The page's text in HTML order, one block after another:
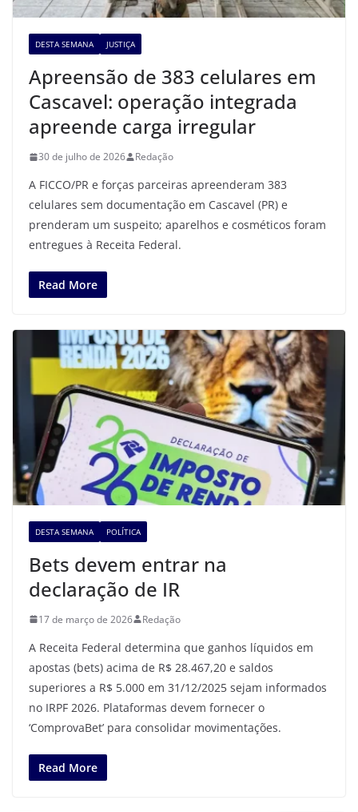
DESTA SEMANA JUSTIÇA
Apreensão de 383 celulares em
Cascavel: operação integrada
apreende carga irregular
30 de julho de 2026 Redação
A FICCO/PR e forças parceiras apreenderam 383
celulares sem documentação em Cascavel (PR) e
prenderam um suspeito; aparelhos e cosméticos foram
entregues à Receita Federal.
Read More
DESTA SEMANA POLÍTICA
Bets devem entrar na
declaração de IR
17 de março de 2026 Redação
A Receita Federal determina que ganhos líquidos em
apostas (bets) acima de R$ 28.467,20 e saldos
superiores a R$ 5.000 em 31/12/2025 sejam informados
no IRPF 2026. Plataformas devem fornecer o
‘ComprovaBet’ para consolidar movimentações.
Read More